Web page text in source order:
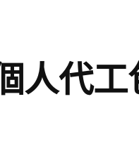
人代工